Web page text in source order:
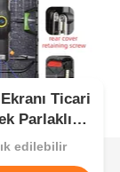
Ticari
Parlaklık
edilebilir